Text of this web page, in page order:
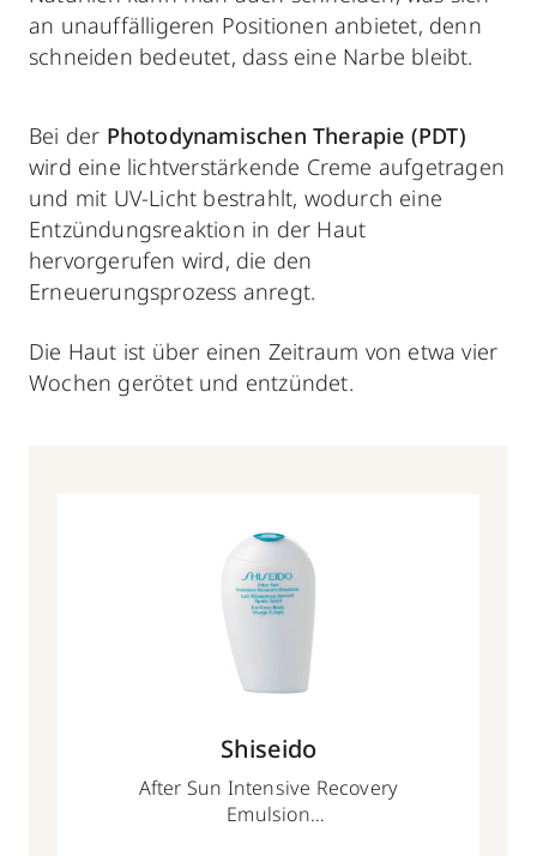
an unauffälligeren Positionen anbietet, denn
schneiden bedeutet, dass eine Narbe bleibt.
Bei der Photodynamischen Therapie (PDT)
wird eine lichtverstärkende Creme aufgetragen
und mit UV-Licht bestrahlt, wodurch eine
Entzündungsreaktion in der Haut
hervorgerufen wird, die den
Erneuerungsprozess anregt.
Die Haut ist über einen Zeitraum von etwa vier
Wochen gerötet und entzündet.
Shiseido
After Sun Intensive Recovery
Emulsion